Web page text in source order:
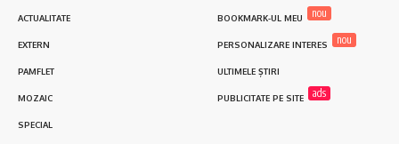
ACTUALITATE
EXTERN
PAMFLET
MOZAIC
SPECIAL
BOOKMARK-UL MEU nou
PERSONALIZARE INTERES nou
ULTIMELE ȘTIRI
PUBLICITATE PE SITE ads